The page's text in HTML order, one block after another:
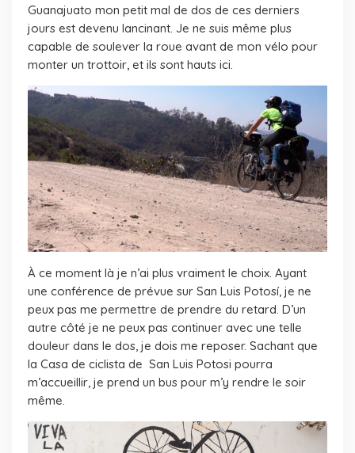
Guanajuato mon petit mal de dos de ces derniers
jours est devenu lancinant. Je ne suis même plus
capable de soulever la roue avant de mon vélo pour
monter un trottoir, et ils sont hauts ici.
À ce moment là je n’ai plus vraiment le choix. Ayant
une conférence de prévue sur San Luis Potosí, je ne
peux pas me permettre de prendre du retard. D’un
autre côté je ne peux pas continuer avec une telle
douleur dans le dos, je dois me reposer. Sachant que
la Casa de ciclista de San Luis Potosi pourra
m’accueillir, je prend un bus pour m’y rendre le soir
même.